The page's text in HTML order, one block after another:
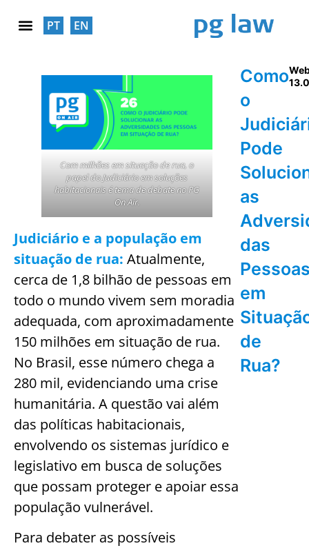
PT EN
Como
o
Pode
as
das
em
de
Rua?
Com milhões em situação de rua, o
papel do Judiciário em soluções
habitacionais é tema de debate no PG
On Air.
Judiciário e a população em
situação de rua: Atualmente,
cerca de 1,8 bilhão de pessoas em
todo o mundo vivem sem moradia
adequada, com aproximadamente
150 milhões em situação de rua.
No Brasil, esse número chega a
280 mil, evidenciando uma crise
humanitária. A questão vai além
das políticas habitacionais,
envolvendo os sistemas jurídico e
legislativo em busca de soluções
que possam proteger e apoiar essa
população vulnerável.
Para debater as possíveis